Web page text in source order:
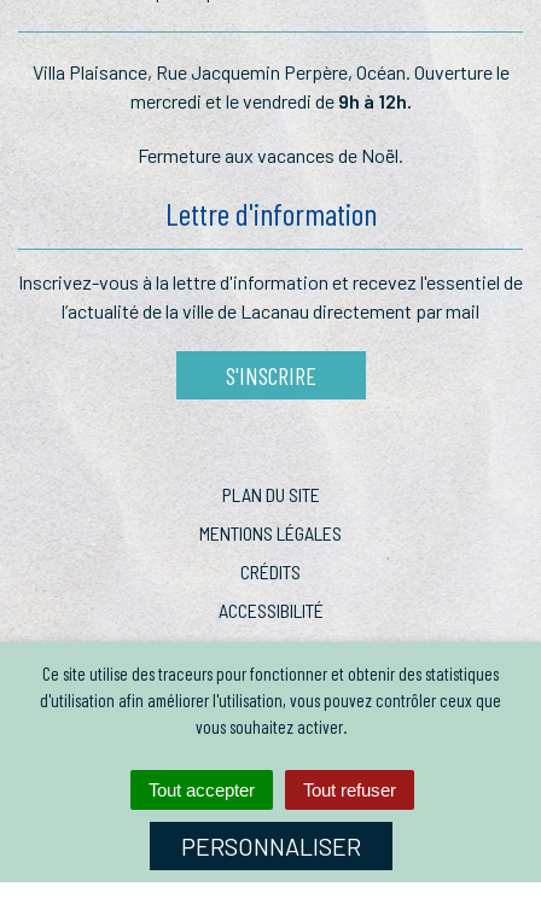
Ce site utilise des traceurs pour fonctionner et obtenir des statistiques
d'utilisation afin améliorer l'utilisation, vous pouvez contrôler ceux que
vous souhaitez activer.
Tout accepter Tout refuser
PERSONNALISER
Villa Plaisance, Rue Jacquemin Perpère, Océan. Ouverture le
mercredi et le vendredi de 9h à 12h.
Fermeture aux vacances de Noël.
Lettre d'information
Inscrivez-vous à la lettred'information et recevez l'essentiel de
l’actualité de la ville de Lacanau directement par mail
S'INSCRIRE
PLAN DU SITE
MENTIONS LÉGALES
CRÉDITS
ACCESSIBILITÉ